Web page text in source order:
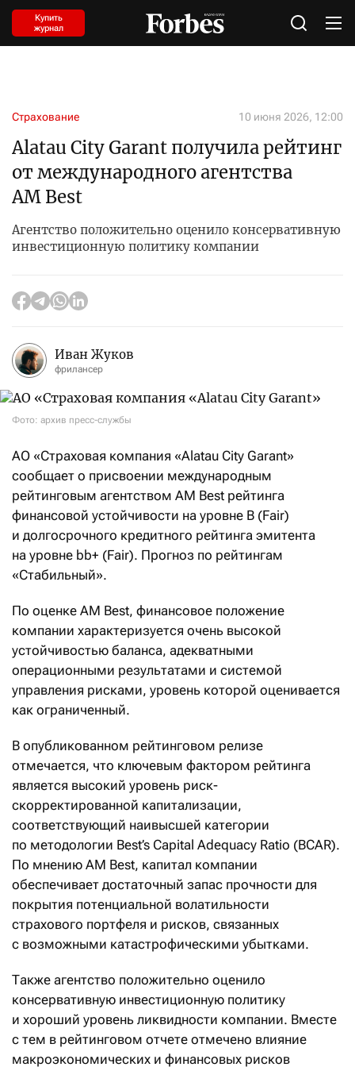
Купить
журнал
Страхование 10 июня 2026, 12:00
Alatau City Garant получила рейтинг
от международного агентства
AM Best
Агентство положительно оценило консервативную
инвестиционную политику компании
Иван Жуков
фрилансер
Фото: архив пресс-службы
АО «Страховая компания «Alatau City Garant»
сообщает о присвоении международным
рейтинговым агентством AM Best рейтинга
финансовой устойчивости на уровне B (Fair)
и долгосрочного кредитного рейтинга эмитента
на уровне bb+ (Fair). Прогноз по рейтингам
«Стабильный».
По оценке AM Best, финансовое положение
компании характеризуется очень высокой
устойчивостью баланса, адекватными
операционными результатами и системой
управления рисками, уровень которой оценивается
как ограниченный.
В опубликованном рейтинговом релизе
отмечается, что ключевым фактором рейтинга
является высокий уровень риск-
скорректированной капитализации,
соответствующий наивысшей категории
по методологии Best’s Capital Adequacy Ratio (BCAR).
По мнению AM Best, капитал компании
обеспечивает достаточный запас прочности для
покрытия потенциальной волатильности
страхового портфеля и рисков, связанных
с возможными катастрофическими убытками.
Также агентство положительно оценило
консервативную инвестиционную политику
и хороший уровень ликвидности компании. Вместе
с тем в рейтинговом отчете отмечено влияние
макроэкономических и финансовых рисков